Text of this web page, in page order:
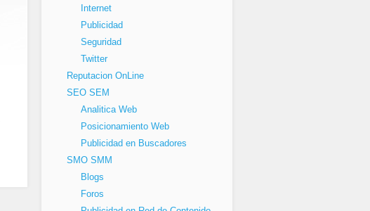
Internet
Publicidad
Seguridad
Twitter
Reputacion OnLine
SEO SEM
Analitica Web
Posicionamiento Web
Publicidad en Buscadores
SMO SMM
Blogs
Foros